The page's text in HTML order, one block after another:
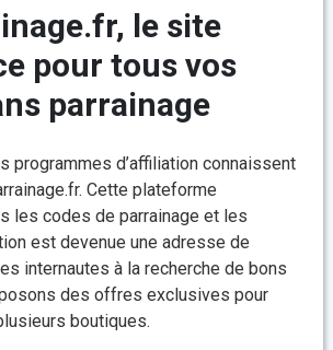
pour tous vos
parrainage
programmes d’affiliation connaissent
Cette plateforme
les codes de parrainage et les
est devenue une adresse de
internautes à la recherche de bons
des offres exclusives pour
boutiques.